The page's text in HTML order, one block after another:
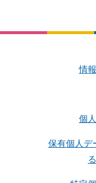
情
個
保有個人デ